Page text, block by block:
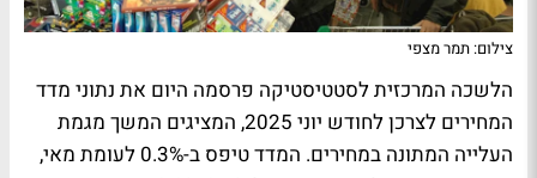
צילום: תמר מצפי
הלשכה המרכזית לסטטיסטיקה פרסמה היום את נתוני מדד
המחירים לצרכן לחודש יוני 2025, המציגים המשך מגמת
העלייה המתונה במחירים. המדד טיפס ב-0.3% לעומת מאי,